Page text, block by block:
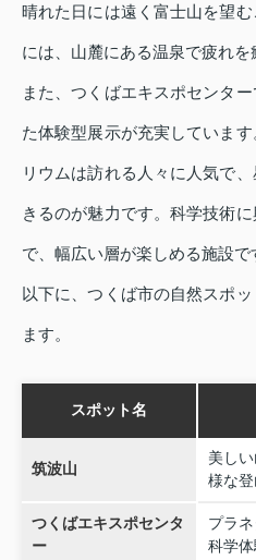
晴れた日には遠く富士山を望
には、山麓にある温泉で疲れを
また、つくばエキスポセンタ
た体験型展示が充実していま
リウムは訪れる人々に人気で
きるのが魅力です。科学技術
で、幅広い層が楽しめる施設で
以下に、つくば市の自然スポ
ます。
スポット名
筑波山
美し
様な
つくばエキスポセンタ
ー
プラ
科学